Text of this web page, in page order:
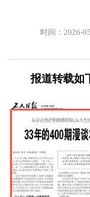
时间：2026-
报道转载如